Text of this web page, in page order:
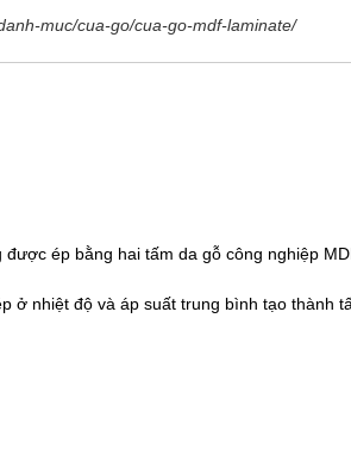
muc/cua-go/cua-go-mdf-laminate/
ép bằng hai tấm da gỗ công nghiệp
nhiệt độ và áp suất trung bình tạo thành